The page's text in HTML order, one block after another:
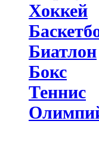
Хоккей
Биатлон
Бокс
Теннис